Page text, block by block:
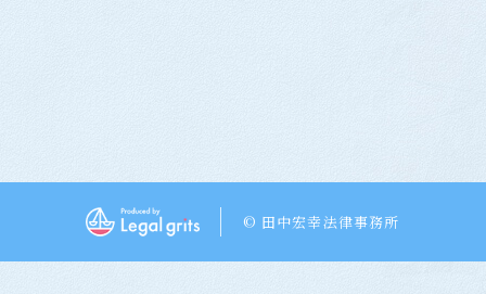
© 田中宏幸法律事務所